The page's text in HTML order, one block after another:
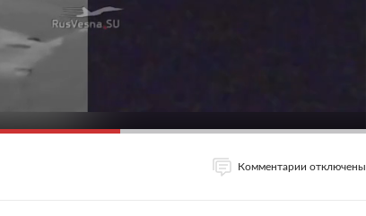
Комментарии отключены